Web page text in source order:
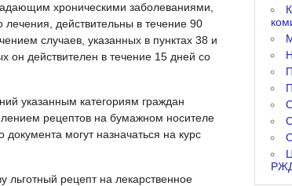
хроническими заболеваниями,
действительны в течение 90
случаев, указанных в пунктах 38 и
он действителен в течение 15 дней со
указанным категориям граждан
рецептов на бумажном носителе
могут назначаться на курс
рецепт на лекарственное